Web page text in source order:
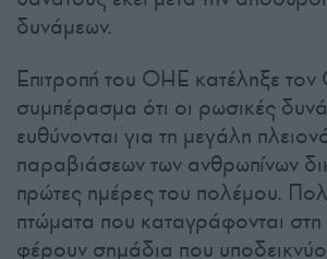
δυνάμεων.
Επιτροπή του ΟΗΕ κατέληξε
συμπέρασμα ότι οι ρωσικές
ευθύνονται για τη μεγάλη
παραβιάσεων των ανθρωπίνων
πρώτες ημέρες του πολέμου.
πτώματα που καταγράφονται
φέρουν σημάδια που